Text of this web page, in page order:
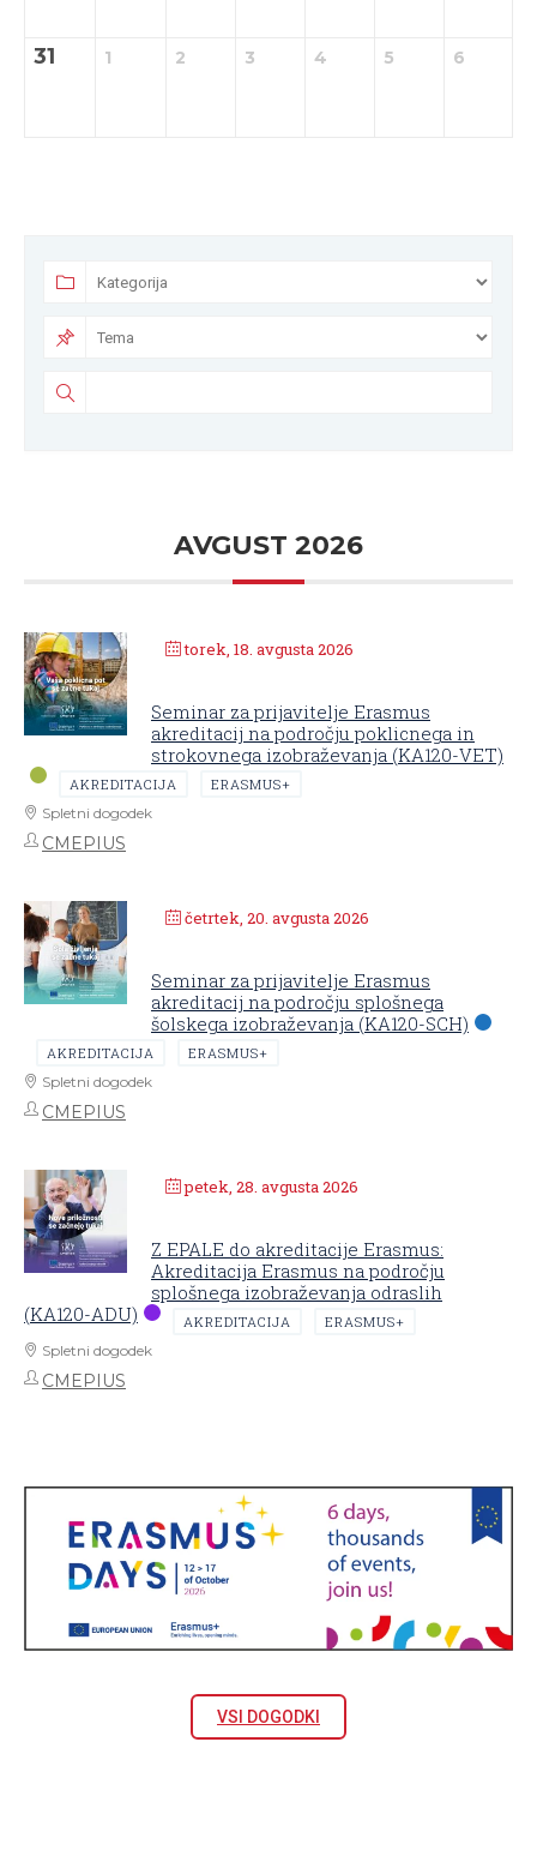
31 1 2 3 4 5 6
AVGUST 2026
torek, 18. avgusta 2026
Seminar za prijavitelje Erasmus
akreditacij na področju poklicnega in
strokovnega izobraževanja (KA120-VET)
AKREDITACIJA
ERASMUS+
Spletni dogodek
CMEPIUS
četrtek, 20. avgusta 2026
Seminar za prijavitelje Erasmus
akreditacij na področju splošnega
šolskega izobraževanja (KA120-SCH)
AKREDITACIJA
ERASMUS+
Spletni dogodek
CMEPIUS
petek, 28. avgusta 2026
Z EPALE do akreditacije Erasmus:
Akreditacija Erasmus na področju
splošnega izobraževanja odraslih
(KA120-ADU)
AKREDITACIJA
ERASMUS+
Spletni dogodek
CMEPIUS
VSI DOGODKI